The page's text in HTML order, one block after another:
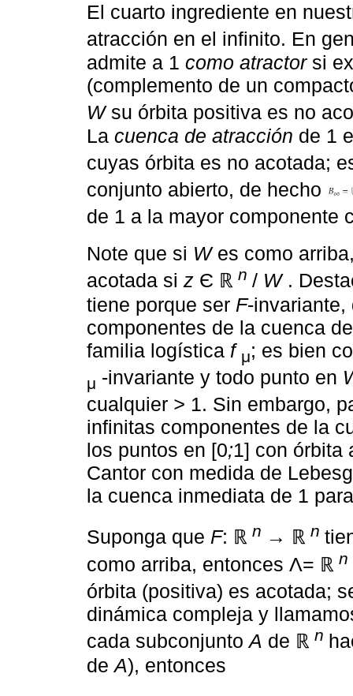
El cuarto ingrediente en
atracción en el infinito. En
admite a 1 como atractorsi
(complemento de un
Wsu órbita positiva es no
La cuenca de atracción de 1
cuyas órbita es no acotada;
conjunto abierto, de hecho
de 1 a la mayor componente
Note que si Wes como
acotada si z Є ℝ n / W.
tiene porque ser F-invariante,
componentes de la cuenca
familia logística f μ; es bien
μ -invariante y todo punto en
cualquier > 1. Sin embargo,
infinitas componentes de la
los puntos en [0;1] con órbita
Cantor con medida de
la cuenca inmediata de 1
Suponga que F: ℝ n → ℝ n
como arriba, entonces Λ= ℝ n
órbita (positiva) es acotada;
dinámica compleja y
cada subconjuntoA de ℝ n
deA), entonces